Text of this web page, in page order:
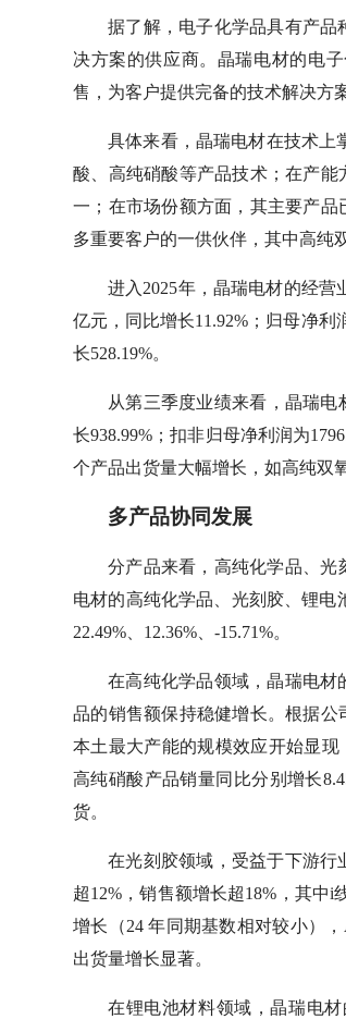
据了解，电子化学品具有产
决方案的供应商。晶瑞电材的电
售，为客户提供完备的技术解决方案
具体来看，晶瑞电材在技术上
酸、高纯硝酸等产品技术；在产
一；在市场份额方面，其主要产
多重要客户的一供伙伴，其中高纯
进入2025年，晶瑞电材的经
亿元，同比增长11.92%；归母净利
长528.19%。
从第三季度业绩来看，晶瑞电
长938.99%；扣非归母净利润为
个产品出货量大幅增长，如高纯双
多产品协同发展
分产品来看，高纯化学品、光
电材的高纯化学品、光刻胶、锂电
22.49%、12.36%、-15.71%。
在高纯化学品领域，晶瑞电材
品的销售额保持稳健增长。根据
本土最大产能的规模效应开始显现
高纯硝酸产品销量同比分别增长
货。
在光刻胶领域，受益于下游行
超12%，销售额增长超18%，其中
增长（24 年同期基数相对较小）
出货量增长显著。
在锂电池材料领域，晶瑞电